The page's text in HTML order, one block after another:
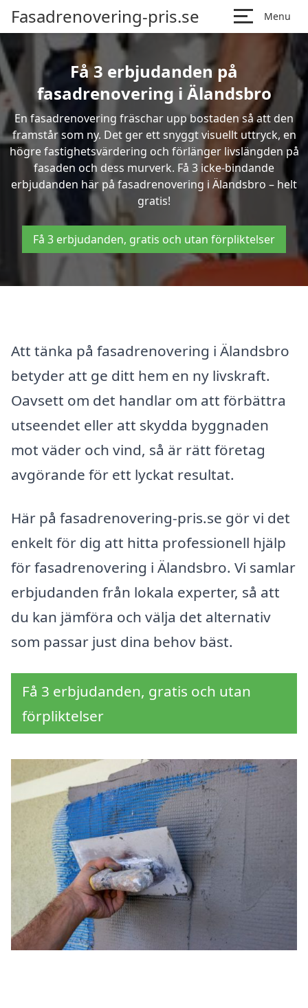
Fasadrenovering-pris.se Menu
Få 3 erbjudanden på
fasadrenovering i Älandsbro
En fasadrenovering fräschar upp bostaden så att den
framstår som ny. Det ger ett snyggt visuellt uttryck, en
högre fastighetsvärdering och förlänger livslängden på
fasaden och dess murverk. Få 3 icke-bindande
erbjudanden här på fasadrenovering i Älandsbro – helt
gratis!
Få 3 erbjudanden, gratis och utan förpliktelser
Att tänka på fasadrenovering i Älandsbro
betyder att ge ditt hem en ny livskraft.
Oavsett om det handlar om att förbättra
utseendet eller att skydda byggnaden
mot väder och vind, så är rätt företag
avgörande för ett lyckat resultat.
Här på fasadrenovering-pris.se gör vi det
enkelt för dig att hitta professionell hjälp
för fasadrenovering i Älandsbro. Vi samlar
erbjudanden från lokala experter, så att
du kan jämföra och välja det alternativ
som passar just dina behov bäst.
Få 3 erbjudanden, gratis och utan
förpliktelser